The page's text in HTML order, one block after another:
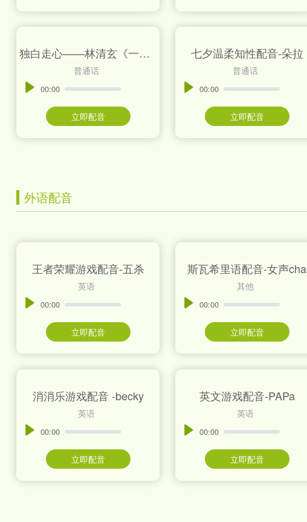
独白走心——林清玄《一生一会》节选
普通话
00:00
立即配音
七夕温柔知性配音-朵拉
普通话
00:00
立即配音
外语配音
王者荣耀游戏配音-五杀
英语
00:00
立即配音
斯瓦希里语配音-女声cha
其他
00:00
立即配音
消消乐游戏配音 -becky
英语
00:00
立即配音
英文游戏配音-PAPa
英语
00:00
立即配音